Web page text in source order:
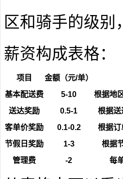
区和骑手的级
薪资构成表格：
项目 金额（元/单）
基本配送费
5-10
根据地
送达奖励
0.5-1
根据送
客单价奖励
0.1-0.2
根据订
节假日奖励
1-3
根据
管理费
-2 每